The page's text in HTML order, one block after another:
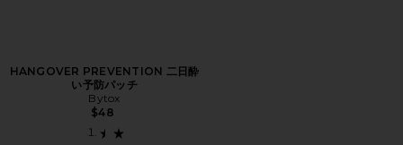
HANGOVER PREVENTION 二日酔
い予防パッチ
Bytox
$48